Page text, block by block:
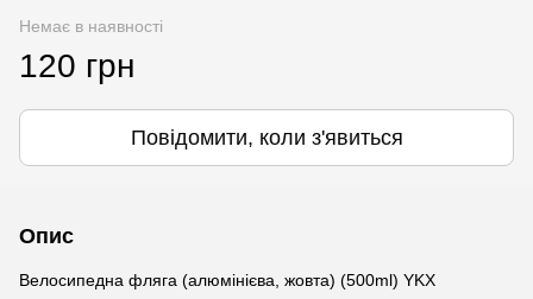
Немає в наявності
120 грн
Повідомити, коли з'явиться
Опис
Велосипедна фляга (алюмінієва, жовта) (500ml) YKX